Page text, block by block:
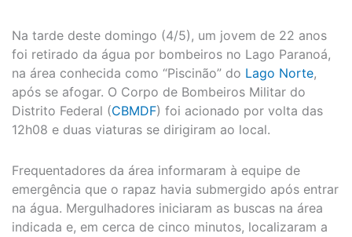
Na tarde deste domingo (4/5), um jovem de 22 anos
foi retirado da água por bombeiros no Lago Paranoá,
na área conhecida como “Piscinão” do Lago Norte,
após se afogar. O Corpo de Bombeiros Militar do
Distrito Federal (CBMDF) foi acionado por volta das
12h08 e duas viaturas se dirigiram ao local.
Frequentadores da área informaram à equipe de
emergência que o rapaz havia submergido após entrar
na água. Mergulhadores iniciaram as buscas na área
indicada e, em cerca de cinco minutos, localizaram a